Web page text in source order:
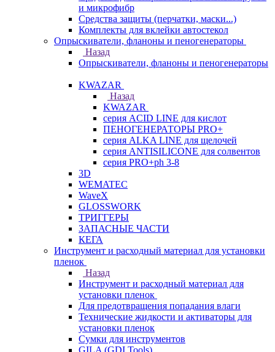
и микрофибр
Средства защиты (перчатки, маски...)
Комплекты для вклейки автостекол
Опрыскиватели, фланоны и пеногенераторы
Назад
Опрыскиватели, фланоны и пеногенераторы
KWAZAR
Назад
KWAZAR
серия ACID LINE для кислот
ПЕНОГЕНЕРАТОРЫ PRO+
серия ALKA LINE для щелочей
серия ANTISILICONE для солвентов
серия PRO+ph 3-8
3D
WEMATEC
WaveX
GLOSSWORK
ТРИГГЕРЫ
ЗАПАСНЫЕ ЧАСТИ
КЕГА
Инструмент и расходный материал для установки
пленок
Назад
Инструмент и расходный материал для
установки пленок
Для предотвращения попадания влаги
Технические жидкости и активаторы для
установки пленок
Сумки для инструментов
GILA (GDI Tools)